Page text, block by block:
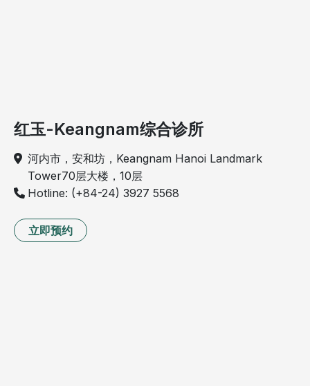
红玉-Keangnam综合诊所
河内市，安和坊，Keangnam Hanoi Landmark
Tower70层大楼，10层
Hotline: (+84-24) 3927 5568
立即预约